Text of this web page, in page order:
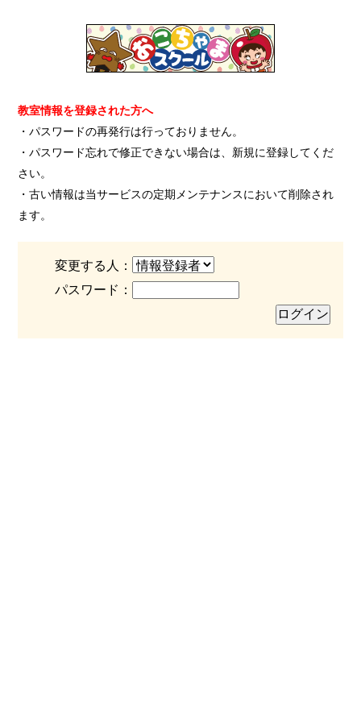
教室情報を登録された方へ
・パスワードの再発行は行っておりません。
・パスワード忘れで修正できない場合は、新規に登録してくだ
さい。
・古い情報は当サービスの定期メンテナンスにおいて削除され
ます。
変更する人：
パスワード：